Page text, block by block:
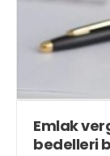
Emlak
bedelleri